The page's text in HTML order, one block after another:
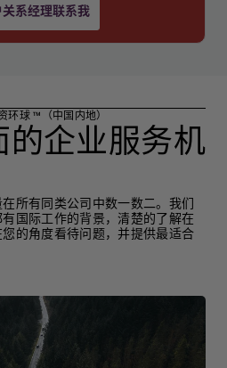
系经理联系我
环球 ™（中国内地）
的企业服务机
所有同类公司中数一数二。我们
国际工作的背景，清楚的了解在
的角度看待问题，并提供最适合